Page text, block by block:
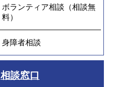
ボランティア相談（相談無
料）
身障者相談
相談窓口